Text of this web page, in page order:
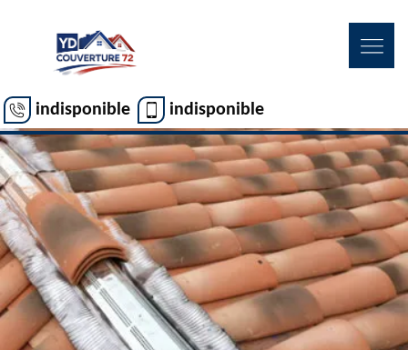
indisponible indisponible